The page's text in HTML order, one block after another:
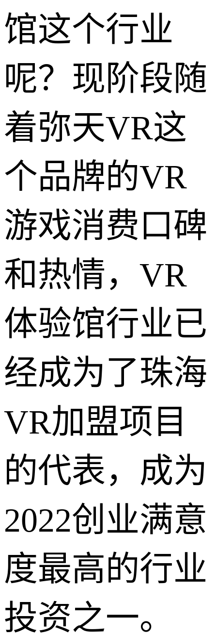
馆这个行业
呢？现阶段随
着弥天VR这
个品牌的VR
游戏消费口碑
和热情，VR
体验馆行业已
经成为了珠海
VR加盟项目
的代表，成为
2022创业满意
度最高的行业
投资之一。